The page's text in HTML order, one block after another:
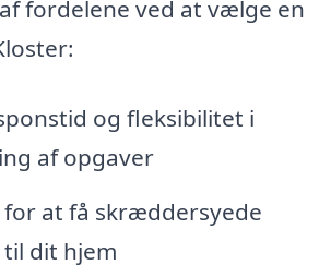
fordelene ved at vælge en
og fleksibilitet i
af opgaver
at få skræddersyede
dit hjem